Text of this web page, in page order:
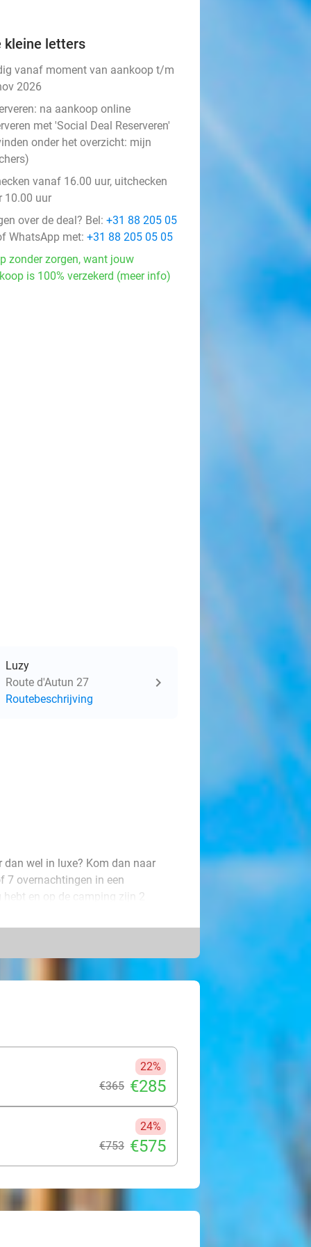
kleine letters
vanaf moment van aankoop t/m
2026
na aankoop online
met 'Social Deal Reserveren'
onder het overzicht: mijn
)
vanaf 16.00 uur, uitchecken
10.00 uur
over de deal? Bel: +31 88 205 05
WhatsApp met: +31 88 205 05 05
zonder zorgen, want jouw
is 100% verzekerd (meer info)
Luzy
Route d'Autun 27
Routebeschrijving
dan wel in luxe? Kom dan naar
7 overnachtingen in een
en op de camping zijn 2
in het zwembad, probeer een
of bezoek het stadje Luzy.
22%
€365 €285
24%
€753 €575